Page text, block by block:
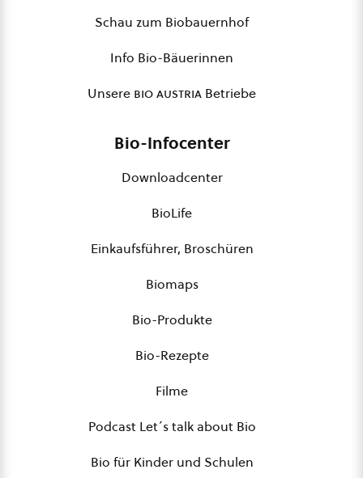
Schau zum Biobauernhof
Info Bio-Bäuerinnen
Unsere bio austria Betriebe
Bio-Infocenter
Downloadcenter
BioLife
Einkaufsführer, Broschüren
Biomaps
Bio-Produkte
Bio-Rezepte
Filme
Podcast Let´s talk about Bio
Bio für Kinder und Schulen